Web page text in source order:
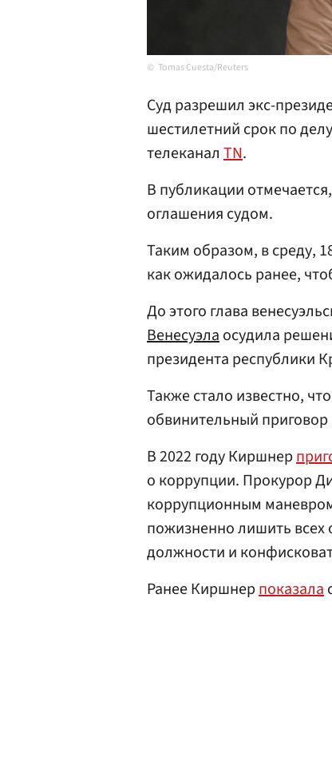
Tomas Cuesta/Reuters
Суд разрешил экс-
шестилетний срок по
телеканал TN.
В публикации
оглашения судом.
Таким образом, в среду,
как ожидалось ранее,
До этого глава
Венесуэлаосудила
президента республики
Также стало известно,
обвинительный
В 2022 году Киршнер
о коррупции. Прокурор
коррупционным
пожизненно лишить всех
должности и
Ранее Киршнерпоказала